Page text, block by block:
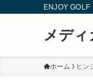
ENJOY GOLF
メデ
ホーム ヒン